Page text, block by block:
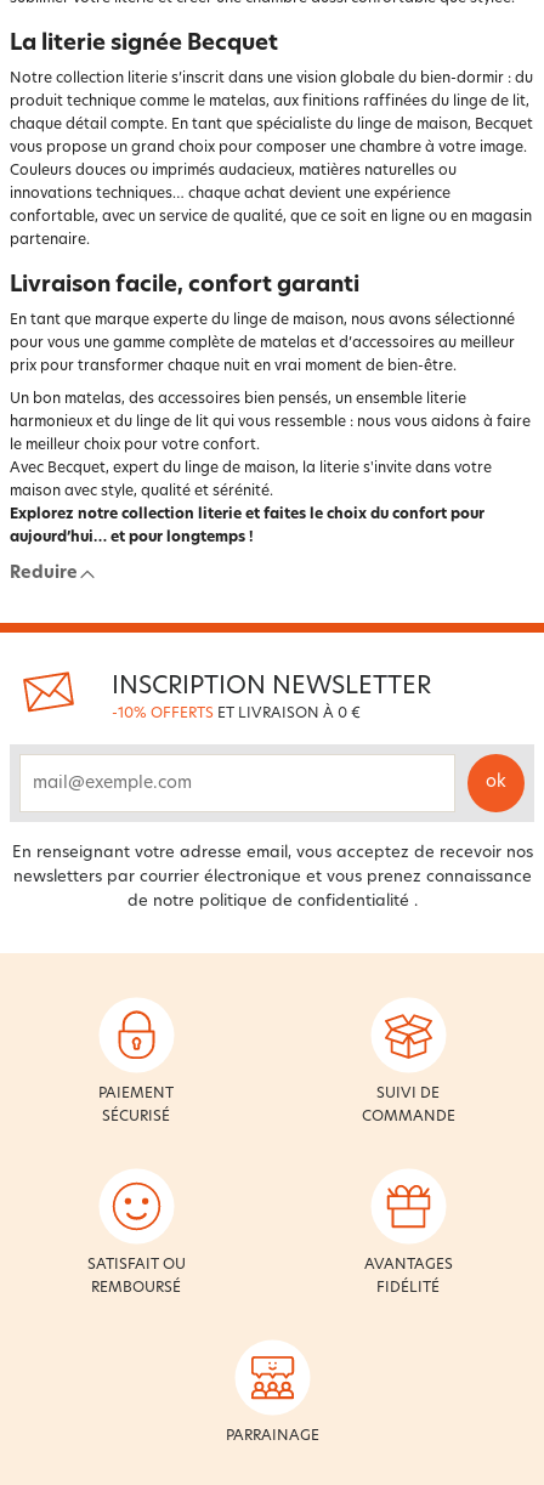
La literie signée Becquet
Notre collection literie s’inscrit dans une vision globale du bien-dormir : du
produit technique comme le matelas, aux finitions raffinées du linge de lit,
chaque détail compte. En tant que spécialiste du linge de maison, Becquet
vous propose un grand choix pour composer une chambre à votre image.
Couleurs douces ou imprimés audacieux, matières naturelles ou
innovations techniques… chaque achat devient une expérience
confortable, avec un service de qualité, que ce soit en ligne ou en magasin
partenaire.
Livraison facile, confort garanti
En tant que marque experte du linge de maison, nous avons sélectionné
pour vous une gamme complète de matelas et d’accessoires au meilleur
prix pour transformer chaque nuit en vrai moment de bien-être.
Un bon matelas, des accessoires bien pensés, un ensemble literie
harmonieux et du linge de lit qui vous ressemble : nous vous aidons à faire
le meilleur choix pour votre confort.
Avec Becquet, expert du linge de maison, la literie s'invite dans votre
maison avec style, qualité et sérénité.
Explorez notre collection literie et faites le choix du confort pour
aujourd’hui… et pour longtemps !
Reduire
INSCRIPTION NEWSLETTER
-10% OFFERTS ET LIVRAISON À 0 €
ok
En renseignant votre adresse email, vous acceptez de recevoir nos
newsletters par courrier électronique et vous prenez connaissance
de notre politique de confidentialité .
PAIEMENT
SÉCURISÉ
SUIVI DE
COMMANDE
SATISFAIT OU
REMBOURSÉ
AVANTAGES
FIDÉLITÉ
PARRAINAGE